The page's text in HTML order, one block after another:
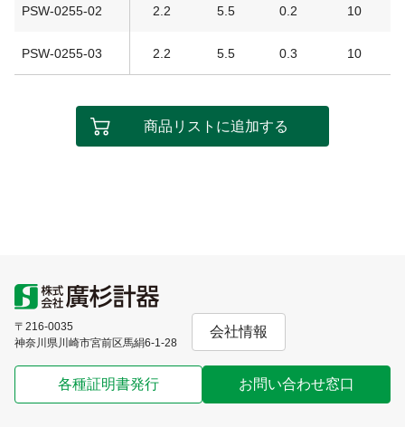
PSW-0255-02 2.2 5.5 0.2 10
PSW-0255-03 2.2 5.5 0.3 10
商品リストに追加する
〒216-0035
神奈川県川崎市宮前区馬絹6-1-28
会社情報
各種証明書発行 お問い合わせ窓口